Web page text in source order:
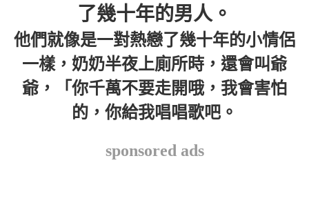
了幾十年的男人。
他們就像是一對熱戀了幾十年的小情侶
一樣，奶奶半夜上廁所時，還會叫爺
爺，「你千萬不要走開哦，我會害怕
的，你給我唱唱歌吧。
sponsored ads